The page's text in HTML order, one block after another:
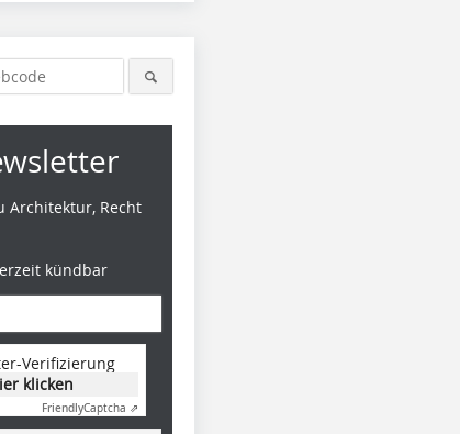
Architektur, Recht
kündbar
Verifizierung
klicken
FriendlyCaptcha ⇗